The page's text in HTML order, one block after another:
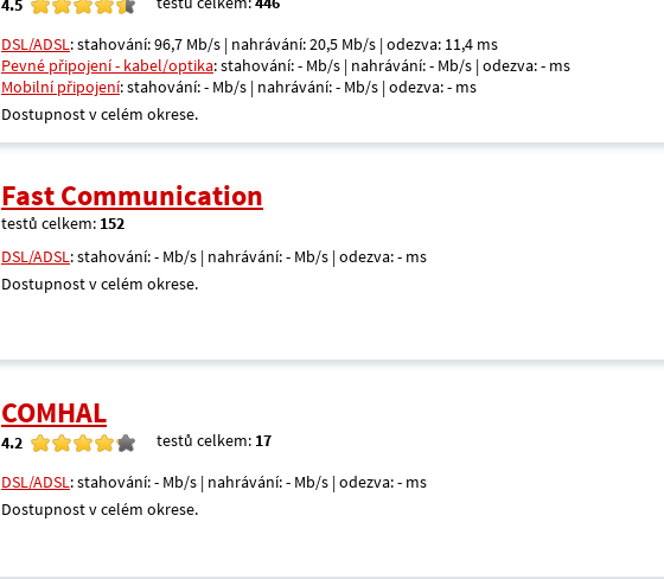
4.5
DSL/ADSL: stahování: 96,7 Mb/s | nahrávání: 20,5 Mb/s | odezva: 11,4 ms
Pevné připojení - kabel/optika: stahování: - Mb/s | nahrávání: - Mb/s | odezva: - ms
Mobilní připojení: stahování: - Mb/s | nahrávání: - Mb/s | odezva: - ms
Dostupnost v celém okrese.
Fast Communication
testů celkem: 152
DSL/ADSL: stahování: - Mb/s | nahrávání: - Mb/s | odezva: - ms
Dostupnost v celém okrese.
COMHAL
4.2 testů celkem: 17
DSL/ADSL: stahování: - Mb/s | nahrávání: - Mb/s | odezva: - ms
Dostupnost v celém okrese.